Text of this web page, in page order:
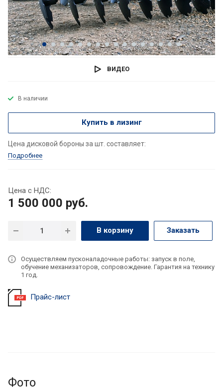
ВИДЕО
В наличии
Купить в лизинг
Цена дисковой бороны за шт. составляет:
Подробнее
Цена с НДС:
1 500 000 руб.
В корзину Заказать
Осуществляем пусконаладочные работы: запуск в поле,
обучение механизаторов, сопровождение. Гарантия на технику
1 год.
Прайс-лист
Фото